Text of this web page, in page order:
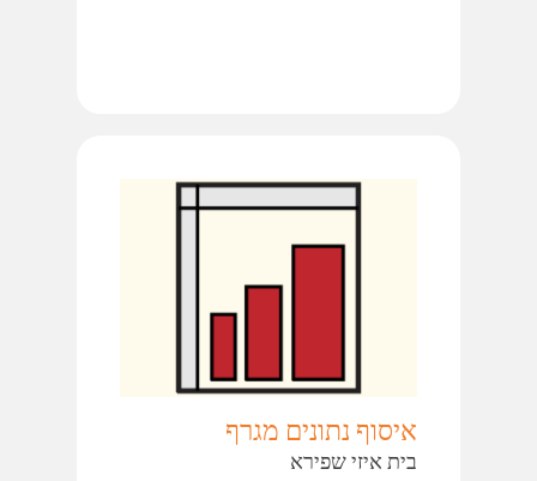
איסוף נתונים מגרף
בית איזי שפירא